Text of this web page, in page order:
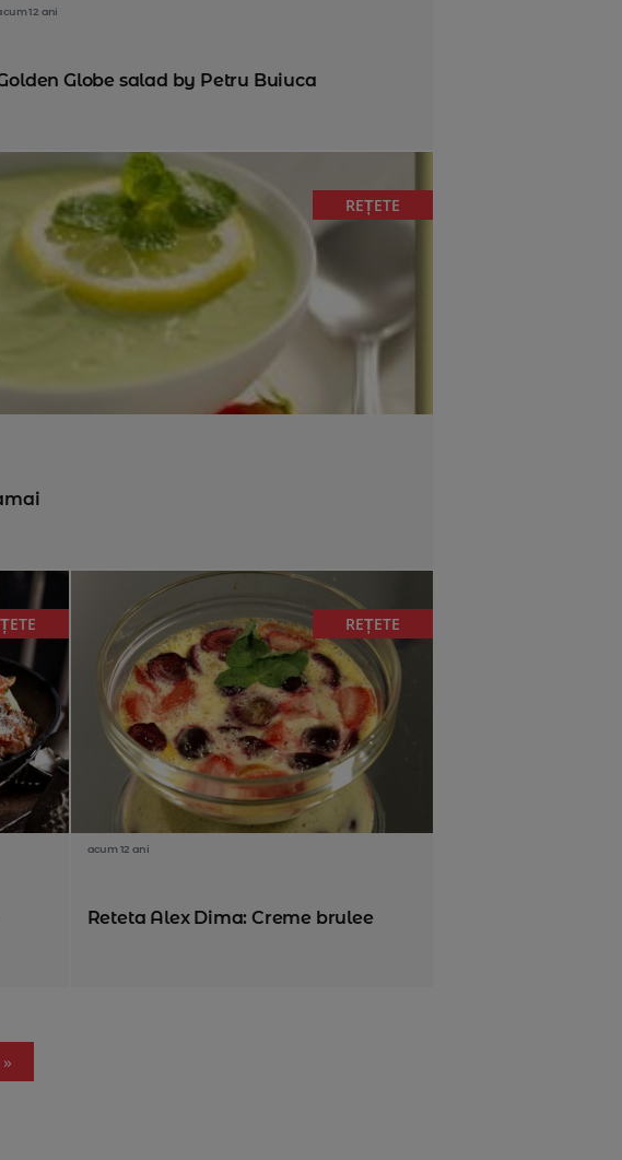
12 ani
Globe salad by Petru Buiuca
REȚETE
REȚETE
acum 12 ani
Reteta Alex Dima: Creme brulee
»